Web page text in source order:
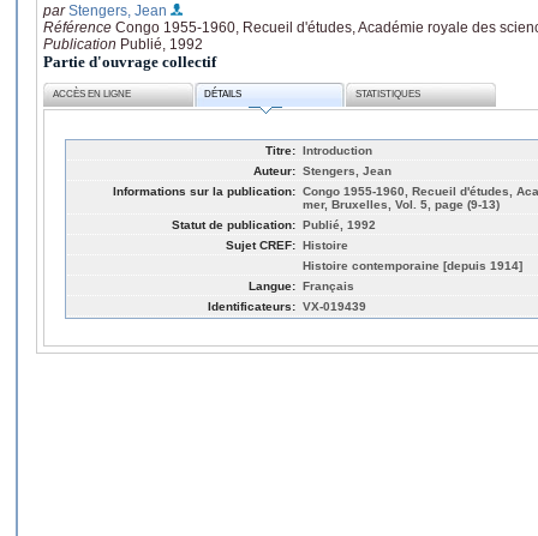
parStengers, Jean
Référence Congo 1955-1960, Recueil d'études, Académie royale des
Publication Publié, 1992
Partie d'ouvrage collectif
ACCÈS EN LIGNE DÉTAILS STATISTIQUES
Titre: Introduction
Auteur: Stengers, Jean
Informations sur la publication: Congo 1955-1960, Recueil d'études,
mer, Bruxelles, Vol. 5, page (9-13)
Statut de publication: Publié, 1992
Sujet CREF: Histoire
Histoire contemporaine [depuis 1914]
Langue: Français
Identificateurs: VX-019439